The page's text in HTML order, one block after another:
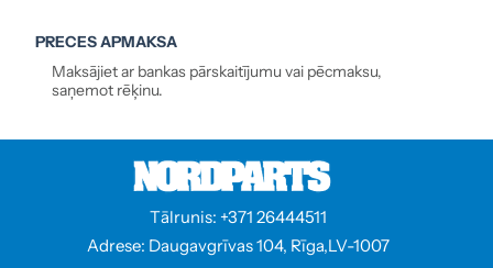
PRECES APMAKSA
Maksājiet ar bankas pārskaitījumu vai pēcmaksu,
saņemot rēķinu.
Tālrunis: +371 26444511
Adrese: Daugavgrīvas 104, Rīga,LV-1007